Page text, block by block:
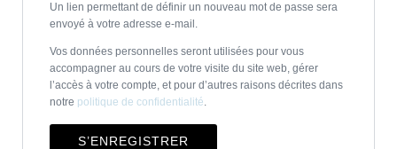
Un lien permettant de définir un nouveau mot de passe sera
envoyé à votre adresse e-mail.
Vos données personnelles seront utilisées pour vous
accompagner au cours de votre visite du site web, gérer
l’accès à votre compte, et pour d’autres raisons décrites dans
notre politique de confidentialité.
S’ENREGISTRER